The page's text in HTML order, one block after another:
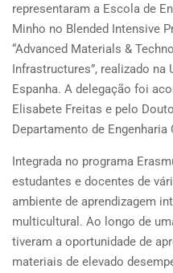
representaram a Escola de
Minho no Blended Intensive
“Advanced Materials &
Infrastructures”, realizado na
Espanha. A delegação foi
Elisabete Freitas e pelo
Departamento de
Integrada no programa
estudantes e docentes de
ambiente de aprendizagem
multicultural. Ao longo de
tiveram a oportunidade de
materiais de elevado